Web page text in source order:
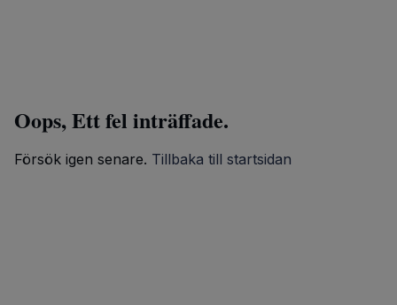
Oops, Ett fel inträffade.
Försök igen senare. Tillbaka till startsidan